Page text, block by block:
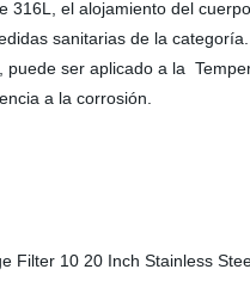
316L, el alojamiento del
sanitarias de la
puede ser aplicado a la
a la corrosión.